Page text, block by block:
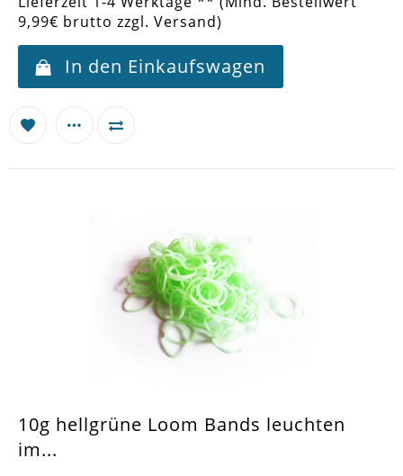
9,99€ brutto zzgl. Versand)
In den Einkaufswagen
10g hellgrüne Loom Bands leuchten
im...